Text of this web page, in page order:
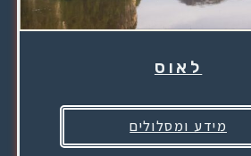
לאוס
מידע ומסלולים